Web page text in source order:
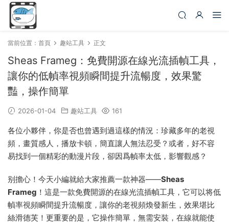
當前位置： 首頁 趣站工具 正文
Sheas Frameg：免費開源在線光流插幀工具，
讓你的低幀率視頻瞬間提升流暢度，效果驚
豔，操作簡單
2026-01-04 趣站工具 161
各位小夥伴，你是否也曾遇到過這樣的情況：珍藏多年的老視
頻，畫質感人，播放卡頓，簡直讓人無法忍受？或者，好不容
易找到一個精彩的動漫片段，卻因爲幀率太低，影響觀感？
别擔心！今天小編就給大家推薦一款神器——Sheas
Frameg ！這是一款免費開源的在線光流插幀工具，它可以将低
幀率視頻瞬間提升流暢度，讓你的老視頻煥發新生，效果堪比
絲滑德芙！更重要的是，它操作簡單，無需安裝，在線就能使